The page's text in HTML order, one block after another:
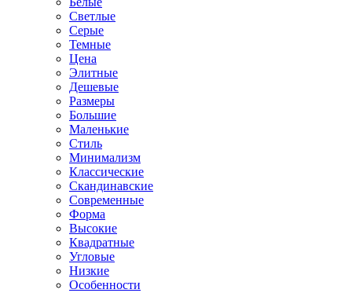
Светлые
Серые
Темные
Цена
Элитные
Дешевые
Размеры
Большие
Маленькие
Стиль
Минимализм
Классические
Скандинавские
Современные
Форма
Высокие
Квадратные
Угловые
Низкие
Особенности